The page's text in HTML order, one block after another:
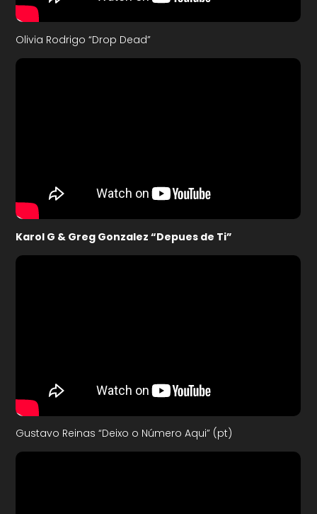
Olivia Rodrigo “Drop Dead”
Karol G & Greg Gonzalez “Depues de Ti”
Gustavo Reinas “Deixo o Número Aqui” (pt)